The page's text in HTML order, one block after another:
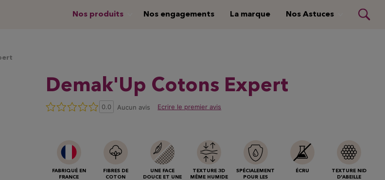
Nos produits Nos engagements La marque Nos Astuces
Demak'Up Cotons Expert
0.0 Aucun avis Ecrire le premier avis
FABRIQUÉ EN
FRANCE
FIBRES DE
COTON
UNE FACE
DOUCE ET UNE
TEXTURE 3D
MÊME HUMIDE
SPÉCIALEMENT
POUR LES
ÉCRU
TEXTURE NID
D'ABEILLE